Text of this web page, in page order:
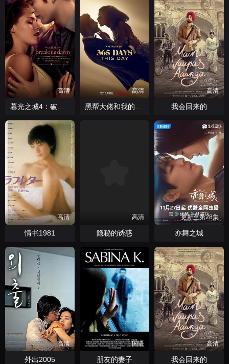
高清
暮光之城4：破晓上
高清
黑帮大佬和我的365日 2
高清
我会回来的
高清
情书1981
高清
隐秘的诱惑
更新至第28集
亦舞之城
高清
外出2005
国语
朋友的妻子
高清
我会回来的